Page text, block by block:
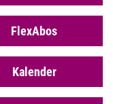
FlexAbos
Kalender